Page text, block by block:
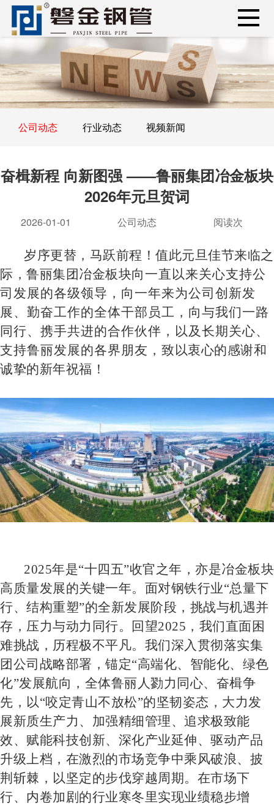
公司动态 行业动态 视频新闻
奋楫新程 向新图强 ——鲁丽集团冶金板块
2026年元旦贺词
2026-01-01 公司动态 阅读次
岁序更替，马跃前程！值此元旦佳节来临之
际，鲁丽集团冶金板块向一直以来关心支持公
司发展的各级领导，向一年来为公司创新发
展、勤奋工作的全体干部员工，向与我们一路
同行、携手共进的合作伙伴，以及长期关心、
支持鲁丽发展的各界朋友， 致以衷心的感谢和
诚挚的新年祝福！
2025年是“十四五”收官之年，亦是冶金板块
高质量发展的关键一年。面对钢铁行业“总量下
行、结构重塑”的全新发展阶段，挑战与机遇并
存，压力与动力同行。回望2025，我们直面困
难挑战，历程极不平凡。我们深入贯彻落实集
团公司战略部署，锚定“高端化、智能化、绿色
化”发展航向，全体鲁丽 人勠力同心、奋楫争
先 ， 以“咬定青山不放松”的坚韧姿态，大力发
展新质生产力、加强精细管理、追求极致能
效、 赋能科技创新、 深化产业延伸、驱动产品
升级上档 ，在激烈的市场竞争中乘风破浪、披
荆斩棘，以坚定的步伐穿越周期。 在市场下
行、内卷加剧的行业寒冬里实现业绩稳步增